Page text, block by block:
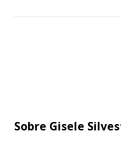
Sobre Gisele